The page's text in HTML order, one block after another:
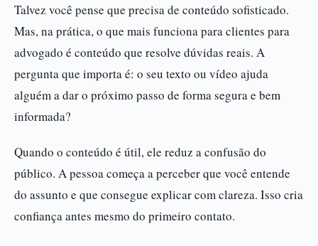
Talvez você pense que precisa de conteúdo sofisticado.
Mas, na prática, o que mais funciona para clientes para
advogado é conteúdo que resolve dúvidas reais. A
pergunta que importa é: o seu texto ou vídeo ajuda
alguém a dar o próximo passo de forma segura e bem
informada?
Quando o conteúdo é útil, ele reduz a confusão do
público. A pessoa começa a perceber que você entende
do assunto e que consegue explicar com clareza. Isso cria
confiança antes mesmo do primeiro contato.